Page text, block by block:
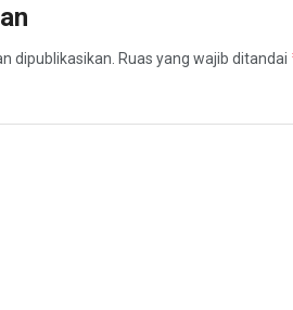
dipublikasikan. Ruas yang wajib ditandai